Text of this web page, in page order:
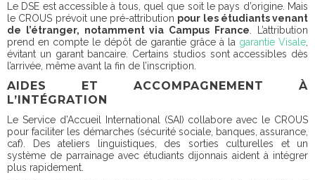
Le DSE est accessible à tous, quel que soit le pays d’origine. Mais
le CROUS prévoit une pré-attribution pour les étudiants venant
de l’étranger, notamment via Campus France. L’attribution
prend en compte le dépôt de garantie grâce à la garantie Visale,
évitant un garant bancaire. Certains studios sont accessibles dès
l’arrivée, même avant la fin de l’inscription.
AIDES ET ACCOMPAGNEMENT À
L’INTÉGRATION
Le Service d’Accueil International (SAI) collabore avec le CROUS
pour faciliter les démarches (sécurité sociale, banques, assurance,
caf). Des ateliers linguistiques, des sorties culturelles et un
système de parrainage avec étudiants dijonnais aident à intégrer
plus rapidement.